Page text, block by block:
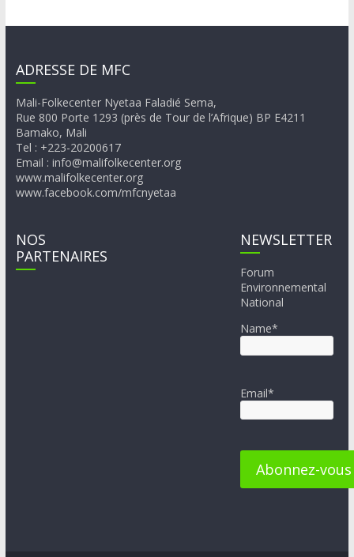
ADRESSE DE MFC
Mali-Folkecenter Nyetaa Faladié Sema,
Rue 800 Porte 1293 (près de Tour de l’Afrique) BP E4211
Bamako, Mali
Tel : +223-20200617
Email : info@malifolkecenter.org
www.malifolkecenter.org
www.facebook.com/mfcnyetaa
NOS
PARTENAIRES
NEWSLETTER
Forum
Environnemental
National
Name*
Email*